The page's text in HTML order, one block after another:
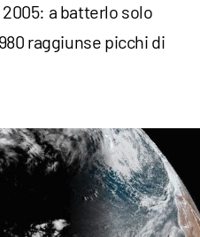
2005: a batterlo solo
raggiunse picchi di